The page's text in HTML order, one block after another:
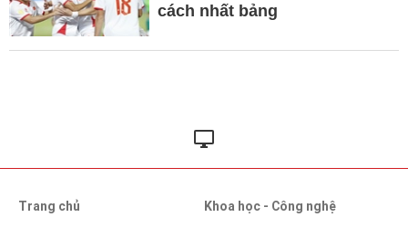
cách nhất bảng
Trang chủ
Khoa học - Công nghệ